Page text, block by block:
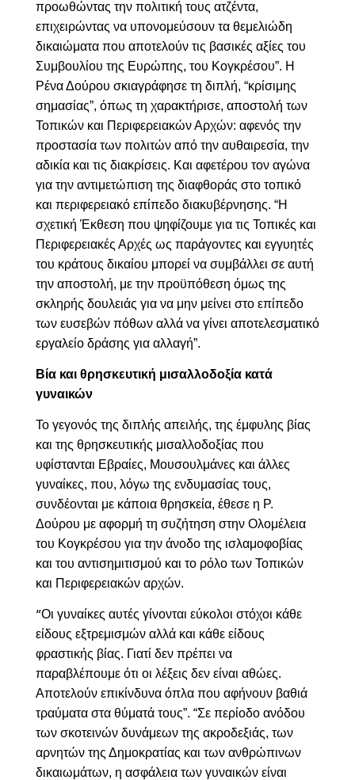
προωθώντας την πολιτική τους ατζέντα,
επιχειρώντας να υπονομεύσουν τα θεμελιώδη
δικαιώματα που αποτελούν τις βασικές αξίες του
Συμβουλίου της Ευρώπης, του Κογκρέσου”. Η
Ρένα Δούρου σκιαγράφησε τη διπλή, “κρίσιμης
σημασίας”, όπως τη χαρακτήρισε, αποστολή των
Τοπικών και Περιφερειακών Αρχών: αφενός την
προστασία των πολιτών από την αυθαιρεσία, την
αδικία και τις διακρίσεις. Και αφετέρου τον αγώνα
για την αντιμετώπιση της διαφθοράς στο τοπικό
και περιφερειακό επίπεδο διακυβέρνησης. “Η
σχετική Έκθεση που ψηφίζουμε για τις Τοπικές και
Περιφερειακές Αρχές ως παράγοντες και εγγυητές
του κράτους δικαίου μπορεί να συμβάλλει σε αυτή
την αποστολή, με την προϋπόθεση όμως της
σκληρής δουλειάς για να μην μείνει στο επίπεδο
των ευσεβών πόθων αλλά να γίνει αποτελεσματικό
εργαλείο δράσης για αλλαγή”.
Βία και θρησκευτική μισαλλοδοξία κατά
γυναικών
Το γεγονός της διπλής απειλής, της έμφυλης βίας
και της θρησκευτικής μισαλλοδοξίας που
υφίστανται Εβραίες, Μουσουλμάνες και άλλες
γυναίκες, που, λόγω της ενδυμασίας τους,
συνδέονται με κάποια θρησκεία, έθεσε η Ρ.
Δούρου με αφορμή τη συζήτηση στην Ολομέλεια
του Κογκρέσου για την άνοδο της ισλαμοφοβίας
και του αντισημιτισμού και το ρόλο των Τοπικών
και Περιφερειακών αρχών.
“Οι γυναίκες αυτές γίνονται εύκολοι στόχοι κάθε
είδους εξτρεμισμών αλλά και κάθε είδους
φραστικής βίας. Γιατί δεν πρέπει να
παραβλέπουμε ότι οι λέξεις δεν είναι αθώες.
Αποτελούν επικίνδυνα όπλα που αφήνουν βαθιά
τραύματα στα θύματά τους”. “Σε περίοδο ανόδου
των σκοτεινών δυνάμεων της ακροδεξιάς, των
αρνητών της Δημοκρατίας και των ανθρώπινων
δικαιωμάτων, η ασφάλεια των γυναικών είναι